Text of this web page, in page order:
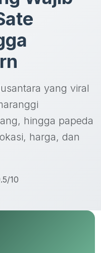
yang viral
hingga papeda
harga, dan
10